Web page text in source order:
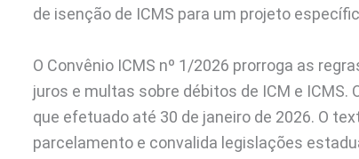
de isenção de ICMS para um projeto
O Convênio ICMS nº 1/2026 prorroga as
juros e multas sobre débitos de ICM e ICMS.
que efetuado até 30 de janeiro de 2026. O
parcelamento e convalida legislações